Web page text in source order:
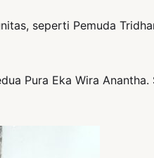
seperti Pemuda
Pura Eka Wira Anantha.